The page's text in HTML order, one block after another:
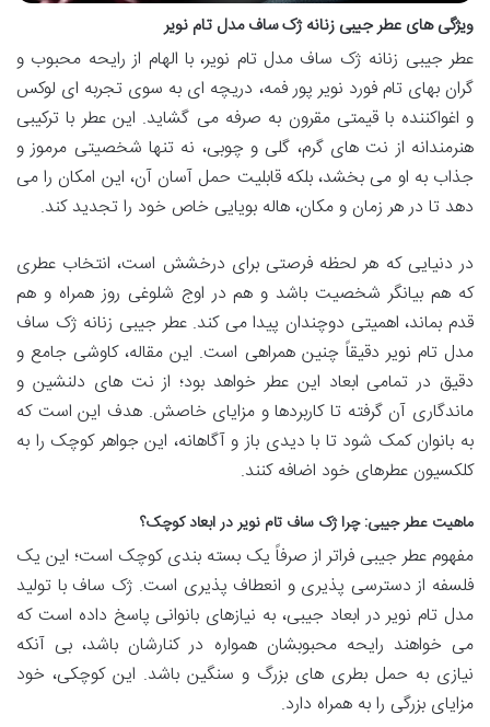
ویژگی های عطر جیبی زنانه ژک ساف مدل تام نویر
عطر جیبی زنانه ژک ساف مدل تام نویر، با الهام از رایحه محبوب و
گران بهای تام فورد نویر پور فمه، دریچه ای به سوی تجربه ای لوکس
و اغواکننده با قیمتی مقرون به صرفه می گشاید. این عطر با ترکیبی
هنرمندانه از نت های گرم، گلی و چوبی، نه تنها شخصیتی مرموز و
جذاب به او می بخشد، بلکه قابلیت حمل آسان آن، این امکان را می
دهد تا در هر زمان و مکان، هاله بویایی خاص خود را تجدید کند.
در دنیایی که هر لحظه فرصتی برای درخشش است، انتخاب عطری
که هم بیانگر شخصیت باشد و هم در اوج شلوغی روز همراه و هم
قدم بماند، اهمیتی دوچندان پیدا می کند. عطر جیبی زنانه ژک ساف
مدل تام نویر دقیقاً چنین همراهی است. این مقاله، کاوشی جامع و
دقیق در تمامی ابعاد این عطر خواهد بود؛ از نت های دلنشین و
ماندگاری آن گرفته تا کاربردها و مزایای خاصش. هدف این است که
به بانوان کمک شود تا با دیدی باز و آگاهانه، این جواهر کوچک را به
کلکسیون عطرهای خود اضافه کنند.
ماهیت عطر جیبی: چرا ژک ساف تام نویر در ابعاد کوچک؟
مفهوم عطر جیبی فراتر از صرفاً یک بسته بندی کوچک است؛ این یک
فلسفه از دسترسی پذیری و انعطاف پذیری است. ژک ساف با تولید
مدل تام نویر در ابعاد جیبی، به نیازهای بانوانی پاسخ داده است که
می خواهند رایحه محبوبشان همواره در کنارشان باشد، بی آنکه
نیازی به حمل بطری های بزرگ و سنگین باشد. این کوچکی، خود
مزایای بزرگی را به همراه دارد.